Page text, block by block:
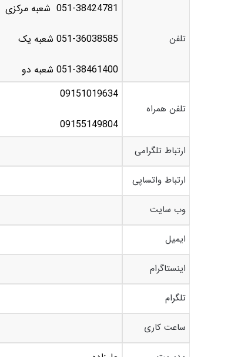
تلفن
051-38424781 شعبه مرکزی
051-36038585 شعبه یک
051-38461400 شعبه دو
تلفن همراه
09151019634
09155149804
ارتباط تلگرامی
ارتباط واتساپی
وب سایت
ایمیل
اینستاگرام
تلگرام
ساعت کاری